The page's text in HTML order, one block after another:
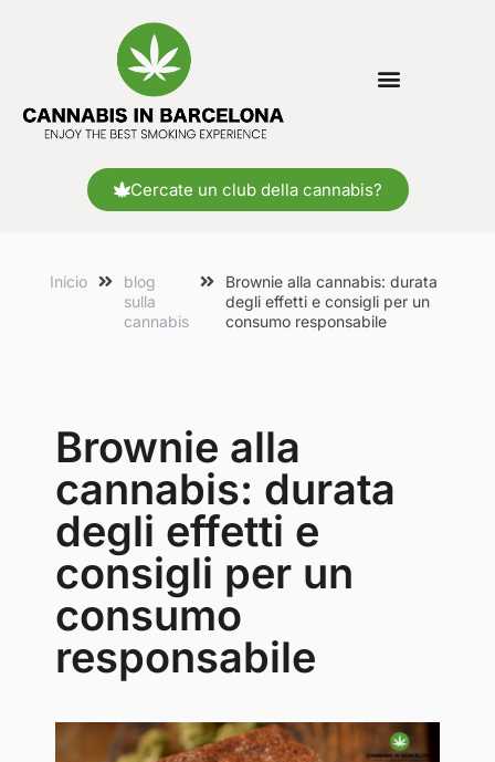
Cercate un club della cannabis?
Inicio
blog
sulla
cannabis
Brownie alla cannabis: durata
degli effetti e consigli per un
consumo responsabile
Brownie alla
cannabis: durata
degli effetti e
consigli per un
consumo
responsabile